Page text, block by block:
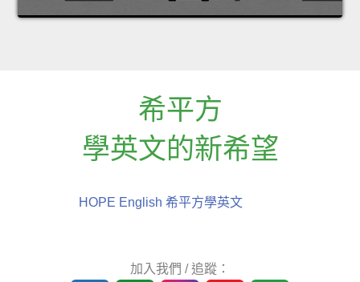
希平方
學英文的新希望
HOPE English 希平方學英文
加入我們 / 追蹤：